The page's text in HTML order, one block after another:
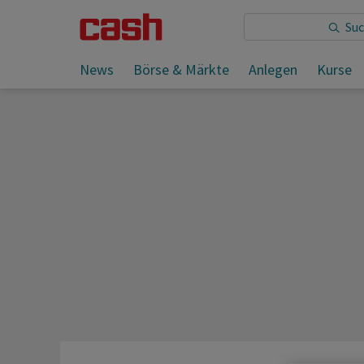
News Börse & Märkte Anlegen Kurse
Sie lesen: